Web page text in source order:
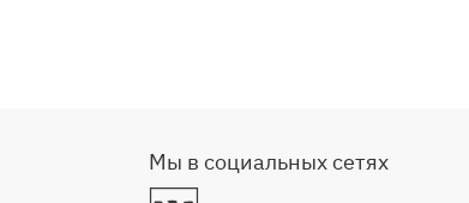
Мы в социальных сетях